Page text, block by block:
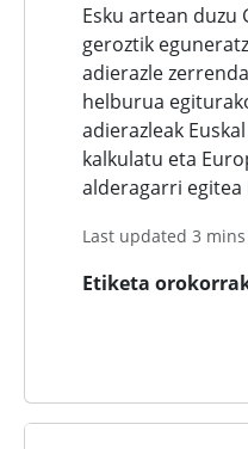
Esku artean duzu
geroztik
adierazle
helburua
adierazleak
kalkulatu eta
alderagarri
Last updated 3
Etiketa